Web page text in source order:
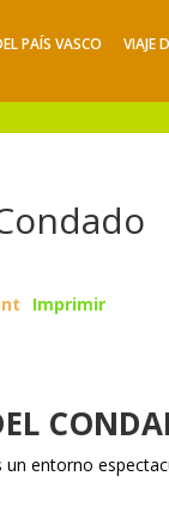
PAÍS VASCO
VIAJE
Imprimir
un entorno